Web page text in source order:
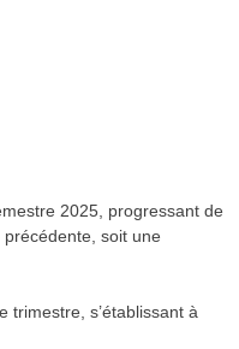
2025, progressant de
soit une
trimestre, s’établissant à